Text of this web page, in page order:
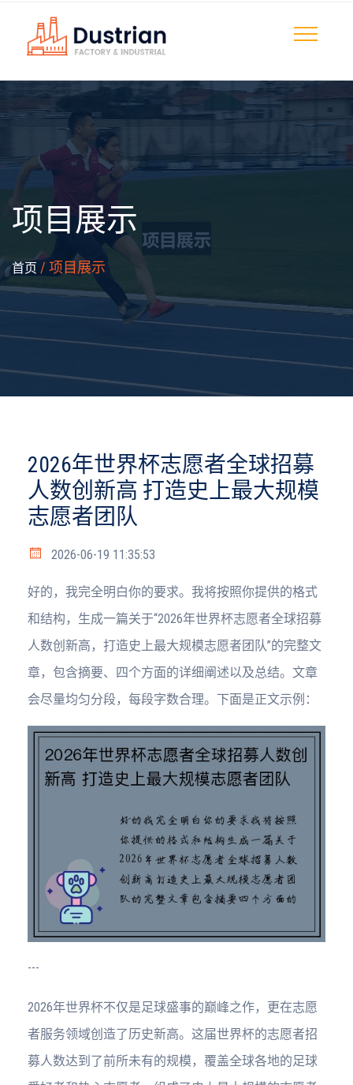
项目展示
首页 / 项目展示
2026年世界杯志愿者全球招募
人数创新高 打造史上最大规模
志愿者团队
2026-06-19 11:35:53
好的，我完全明白你的要求。我将按照你提供的格式
和结构，生成一篇关于“2026年世界杯志愿者全球招募
人数创新高，打造史上最大规模志愿者团队”的完整文
章，包含摘要、四个方面的详细阐述以及总结。文章
会尽量均匀分段，每段字数合理。下面是正文示例：
---
2026年世界杯不仅是足球盛事的巅峰之作，更在志愿
者服务领域创造了历史新高。这届世界杯的志愿者招
募人数达到了前所未有的规模，覆盖全球各地的足球